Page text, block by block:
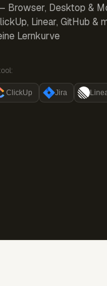
Browser, Desktop &
Linear, GitHub &
Lernkurve
ClickUp Jira